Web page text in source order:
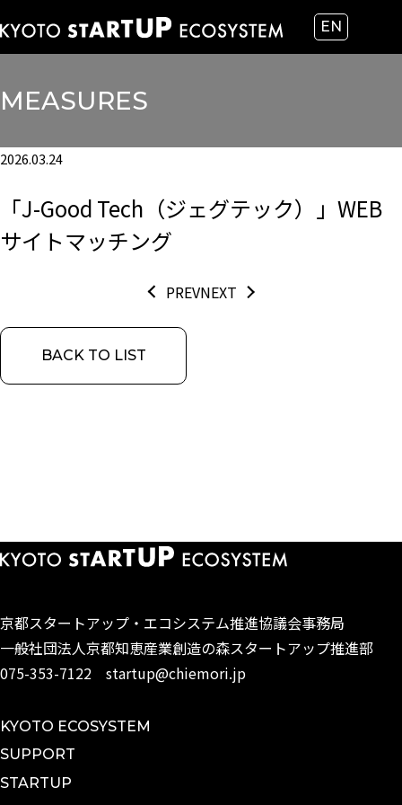
EN
MEASURES
2026.03.24
「J-Good Tech（ジェグテック）」WEB
サイトマッチング
PREVNEXT
BACK TO LIST
京都スタートアップ・エコシステム推進協議会事務局
一般社団法人京都知恵産業創造の森スタートアップ推進部
075-353-7122
startup@chiemori.jp
KYOTO ECOSYSTEM
SUPPORT
STARTUP